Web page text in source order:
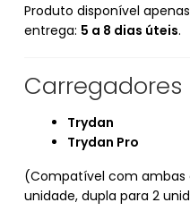
Produto disponível
entrega: 5 a 8 dias úteis.
Trydan
Trydan Pro
(Compatível com ambas
unidade, dupla para 2